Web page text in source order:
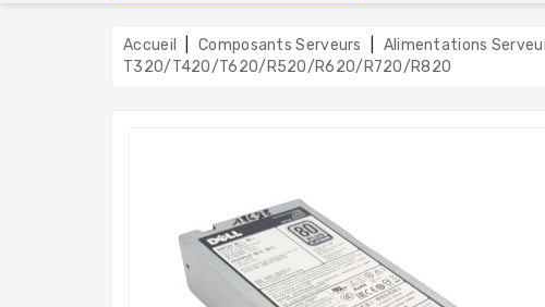
Accueil Composants Serveurs Alimentations
T320/T420/T620/R520/R620/R720/R820